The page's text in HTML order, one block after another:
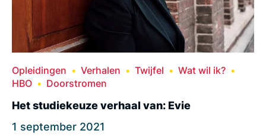
Opleidingen Verhalen Twijfel
Wat wil ik?
HBO
Doorstromen
Het studiekeuze verhaal van: Evie
1 september 2021